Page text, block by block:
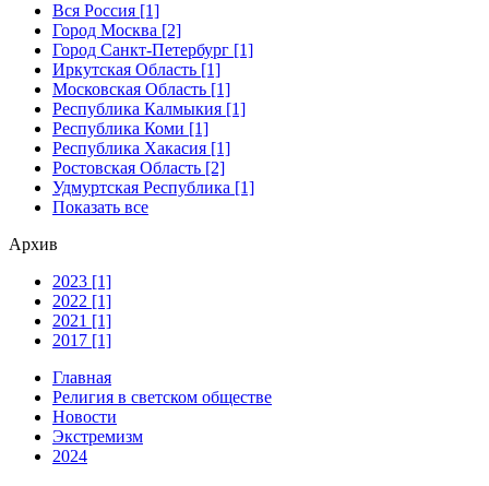
Вся Россия [1]
Город Москва [2]
Город Санкт-Петербург [1]
Иркутская Область [1]
Московская Область [1]
Республика Калмыкия [1]
Республика Коми [1]
Республика Хакасия [1]
Ростовская Область [2]
Удмуртская Республика [1]
Показать все
Архив
2023 [1]
2022 [1]
2021 [1]
2017 [1]
Главная
Религия в светском обществе
Новости
Экстремизм
2024